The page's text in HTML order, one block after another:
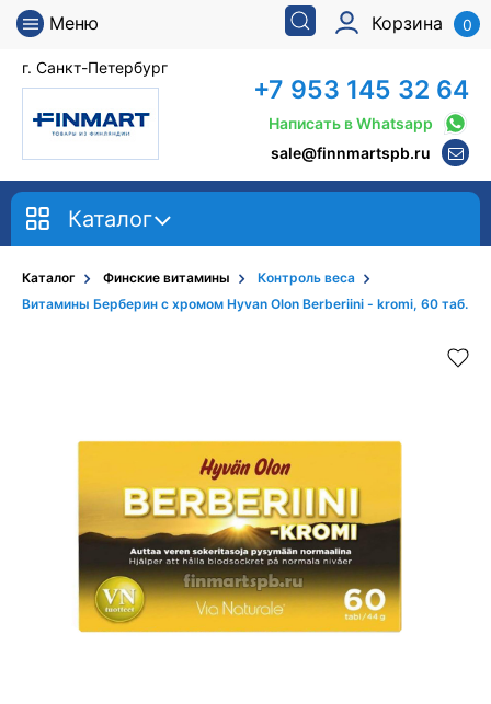
Меню
г. Санкт-Петербург
Корзина 0
+7 953 145 32 64
Написать в Whatsapp
sale@finnmartspb.ru
Каталог
Каталог Финские витамины
Контроль веса
Витамины Берберин с хромом Hyvan Olon Berberiini - kromi, 60 таб.